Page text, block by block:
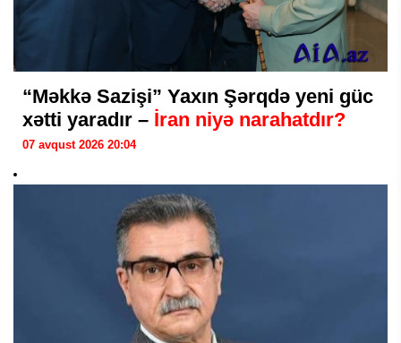
“Məkkə Sazişi” Yaxın Şərqdə yeni güc
xətti yaradır – İran niyə narahatdır?
07 avqust 2026 20:04